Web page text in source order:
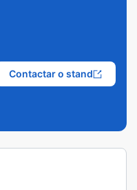
Contactar o stand